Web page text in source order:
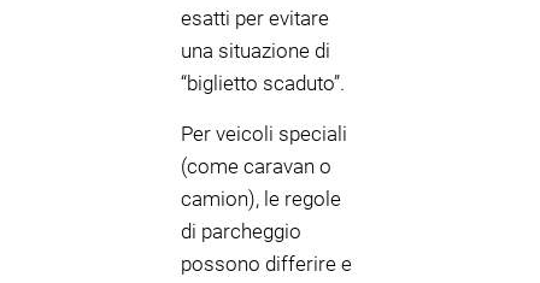
esatti per evitare
una situazione di
“biglietto scaduto”.
Per veicoli speciali
(come caravan o
camion), le regole
di parcheggio
possono differire e